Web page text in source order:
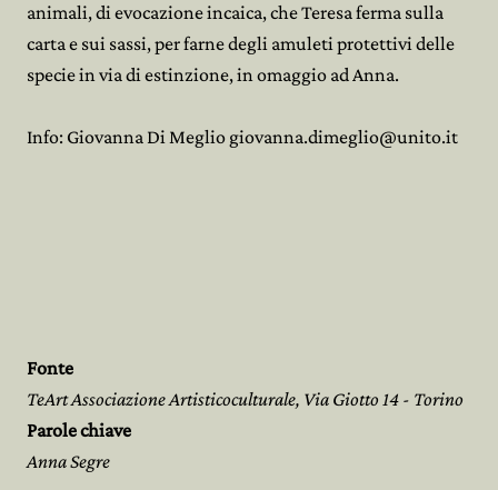
animali, di evocazione incaica, che Teresa ferma sulla
carta e sui sassi, per farne degli amuleti protettivi delle
specie in via di estinzione, in omaggio ad Anna.
Info: Giovanna Di Meglio giovanna.dimeglio@unito.it
Fonte
TeArt Associazione Artisticoculturale, Via Giotto 14 - Torino
Parole chiave
Anna Segre